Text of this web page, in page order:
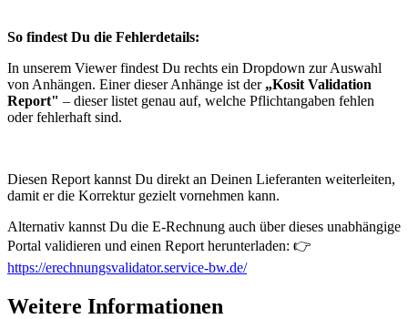
So findest Du die Fehlerdetails:
In unserem Viewer findest Du rechts ein Dropdown zur Auswahl
von Anhängen. Einer dieser Anhänge ist der „Kosit Validation
Report" – dieser listet genau auf, welche Pflichtangaben fehlen
oder fehlerhaft sind.
Diesen Report kannst Du direkt an Deinen Lieferanten weiterleiten,
damit er die Korrektur gezielt vornehmen kann.
Alternativ kannst Du die E-Rechnung auch über dieses unabhängige
Portal validieren und einen Report herunterladen: 👉
https://erechnungsvalidator.service-bw.de/
Weitere Informationen